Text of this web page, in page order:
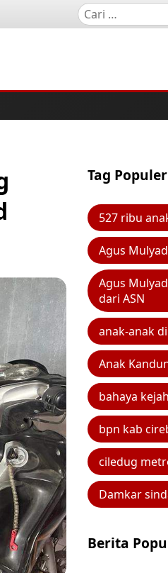
Tag Populer
527 ribu
Agus
Agus
dari ASN
anak-anak
Anak
bahaya
bpn kab
ciledug
Damkar
Berita